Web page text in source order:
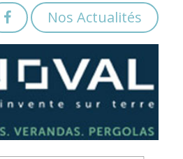
Nos Actualités